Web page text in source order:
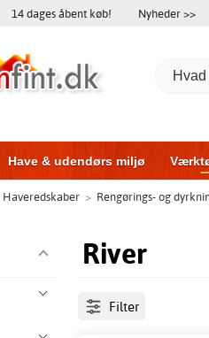
14 dages åbent køb! Nyheder >>
Have & udendørs miljø
Vinduer Garageporte
Haveredskaber > Rengørings- og
River
Filter